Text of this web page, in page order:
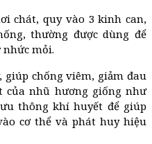
chát, quy vào 3 kinh can,
thường được dùng để
nhức mỏi.
giúp chống viêm, giảm đau
của nhũ hương giống như
thông khí huyết để giúp
cơ thể và phát huy hiệu